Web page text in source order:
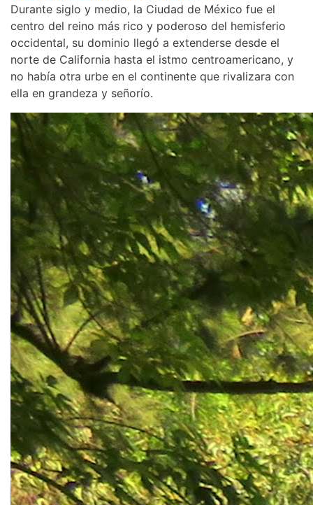
Durante siglo y medio, la Ciudad de México fue el
centro del reino más rico y poderoso del hemisferio
occidental, su dominio llegó a extenderse desde el
norte de California hasta el istmo centroamericano, y
no había otra urbe en el continente que rivalizara con
ella en grandeza y señorío.